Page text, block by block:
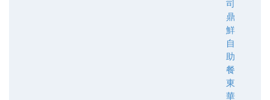
司
鼎
鮮
自
助
餐
東
華